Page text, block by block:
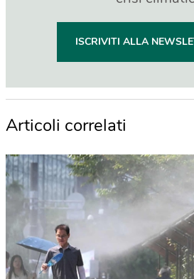
ISCRIVITI ALLA
Articoli correlati